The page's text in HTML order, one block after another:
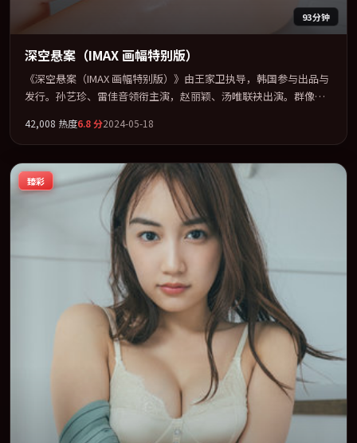
93分钟
深空悬案（IMAX 画幅特别版）
《深空悬案（IMAX 画幅特别版）》由王家卫执导，韩国参与出品与
发行。孙艺珍、雷佳音领衔主演，赵丽颖、汤唯联袂出演。群像并
架，在叙事、表演与视听上力求统一。定于 2024-05-08 在内地院线
及主流平台同步亮相，2024 年度话题片中口碑稳健，适合喜欢强情
节与人物弧光的观众完整观看。
42,008 热度6.8分2024-05-18
臻彩